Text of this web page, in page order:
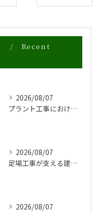
Recent
2026/08/07
プラント工事における足場工事の安全対策と施工の重要性
2026/08/07
足場工事が支える建物の長寿命化と外装塗装の重要性
2026/08/07